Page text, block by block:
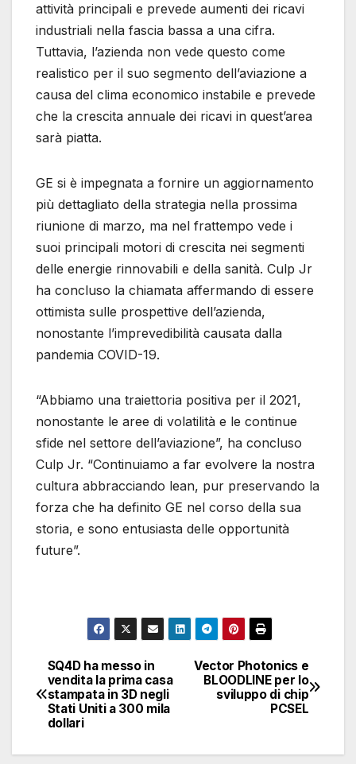
attività principali e prevede aumenti dei ricavi
industriali nella fascia bassa a una cifra.
Tuttavia, l’azienda non vede questo come
realistico per il suo segmento dell’aviazione a
causa del clima economico instabile e prevede
che la crescita annuale dei ricavi in ​​quest’area
sarà piatta.
GE si è impegnata a fornire un aggiornamento
più dettagliato della strategia nella prossima
riunione di marzo, ma nel frattempo vede i
suoi principali motori di crescita nei segmenti
delle energie rinnovabili e della sanità. Culp Jr
ha concluso la chiamata affermando di essere
ottimista sulle prospettive dell’azienda,
nonostante l’imprevedibilità causata dalla
pandemia COVID-19.
“Abbiamo una traiettoria positiva per il 2021,
nonostante le aree di volatilità e le continue
sfide nel settore dell’aviazione”, ha concluso
Culp Jr. “Continuiamo a far evolvere la nostra
cultura abbracciando lean, pur preservando la
forza che ha definito GE nel corso della sua
storia, e sono entusiasta delle opportunità
future”.
Navigazione
articoli
Vector Photonics e
BLOODLINE per lo
sviluppo di chip
PCSEL
SQ4D ha messo in
vendita la prima casa
stampata in 3D negli
Stati Uniti a 300 mila
dollari